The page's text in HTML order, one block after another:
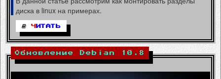
диска в linux на примерах.
Ч ИТАТЬ
Обновление Debian 10.8